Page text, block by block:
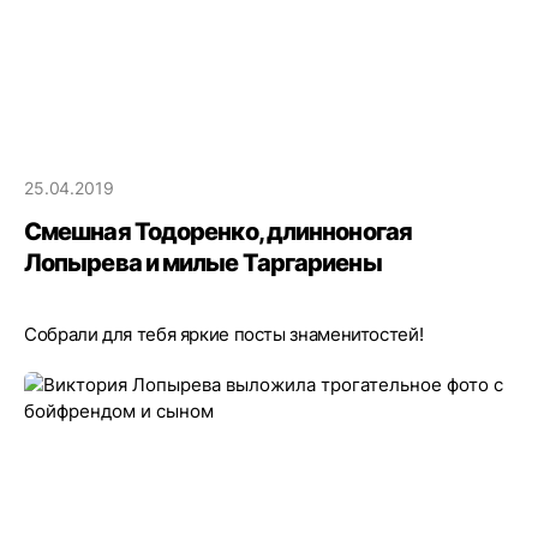
25.04.2019
Смешная Тодоренко, длинноногая
Лопырева и милые Таргариены
Собрали для тебя яркие посты знаменитостей!